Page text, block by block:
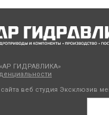
ГИДРАВЛИКА»
веб студия Эксклюзив